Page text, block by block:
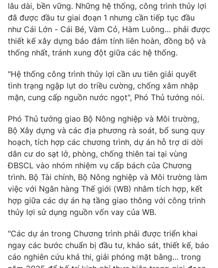
lâu dài, bền vững. Những hệ thống, công trình thủy lợi
đã được đầu tư giai đoạn 1 nhưng cần tiếp tục đầu
như Cái Lớn - Cái Bé, Vàm Cỏ, Hàm Luông… phải được
thiết kế xây dựng bảo đảm tính liên hoàn, đồng bộ và
thống nhất, tránh xung đột giữa các hệ thống.
"Hệ thống công trình thủy lợi cần ưu tiên giải quyết
tình trạng ngập lụt do triều cường, chống xâm nhập
mặn, cung cấp nguồn nước ngọt", Phó Thủ tướng nói.
Phó Thủ tướng giao Bộ Nông nghiệp và Môi trường,
Bộ Xây dựng và các địa phương rà soát, bổ sung quy
hoạch, tích hợp các chương trình, dự án hỗ trợ di dời
dân cư do sạt lở, phòng, chống thiên tai tại vùng
ĐBSCL vào nhóm nhiệm vụ cấp bách của Chương
trình. Bộ Tài chính, Bộ Nông nghiệp và Môi trường làm
việc với Ngân hàng Thế giới (WB) nhằm tích hợp, kết
hợp giữa các dự án hạ tầng giao thông với công trình
thủy lợi sử dụng nguồn vốn vay của WB.
"Các dự án trong Chương trình phải được triển khai
ngay các bước chuẩn bị đầu tư, khảo sát, thiết kế, báo
cáo nghiên cứu khả thi, giải phóng mặt bằng… trong